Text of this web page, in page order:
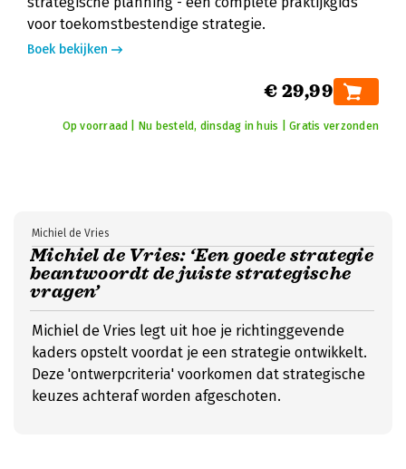
voor toekomstbestendige strategie.
Boek bekijken
€ 29,99
Op voorraad | Nu besteld, dinsdag in huis | Gratis verzonden
Michiel de Vries: ‘Een goede strategie
beantwoordt de juiste strategische
vragen’
Michiel de Vries
Michiel de Vries legt uit hoe je richtinggevende
kaders opstelt voordat je een strategie ontwikkelt.
Deze 'ontwerpcriteria' voorkomen dat strategische
keuzes achteraf worden afgeschoten.